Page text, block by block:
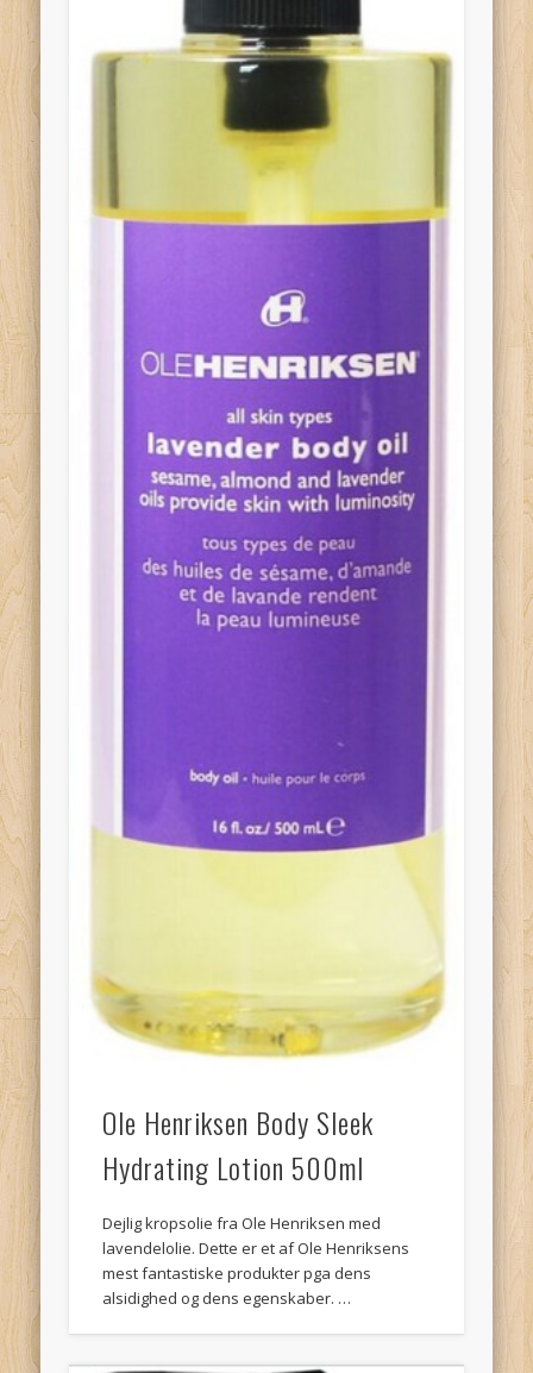
Ole Henriksen Body Sleek
Hydrating Lotion 500ml
Dejlig kropsolie fra Ole Henriksen med
lavendelolie. Dette er et af Ole Henriksens
mest fantastiske produkter pga dens
alsidighed og dens egenskaber. …